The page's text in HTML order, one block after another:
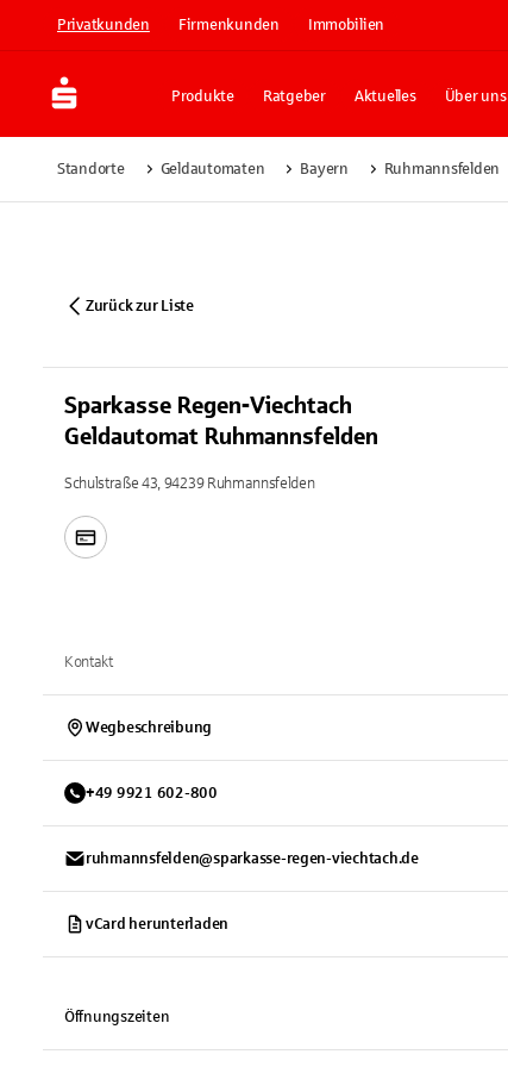
Privatkunden Firmenkunden Immobilien
Produkte Ratgeber Aktuelles Über uns
Standorte Geldautomaten Bayern Ruhmannsfelden
Zurück zur Liste
Sparkasse Regen-Viechtach
Geldautomat Ruhmannsfelden
Schulstraße 43, 94239 Ruhmannsfelden
Kontakt
Wegbeschreibung
+49 9921 602-800
ruhmannsfelden@sparkasse-regen-viechtach.de
vCard herunterladen
Öffnungszeiten